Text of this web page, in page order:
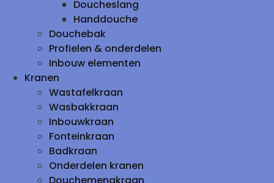
Doucheslang
Handdouche
Douchebak
Profielen & onderdelen
Inbouw elementen
Kranen
Wastafelkraan
Wasbakkraan
Inbouwkraan
Fonteinkraan
Badkraan
Onderdelen kranen
Douchemengkraan